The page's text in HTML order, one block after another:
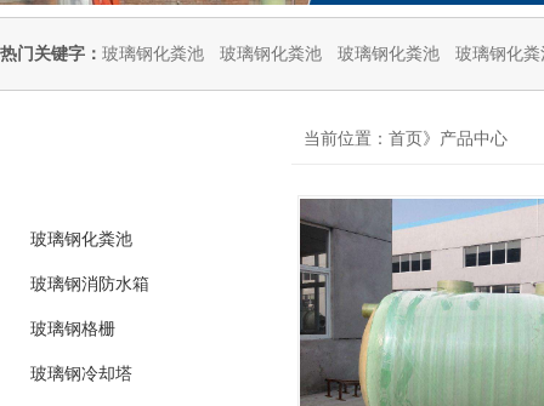
热门关键字： 玻璃钢化粪池 玻璃钢化粪池 玻璃钢化粪池 玻璃钢化粪
玻璃钢化粪池
玻璃钢消防水箱
玻璃钢格栅
玻璃钢冷却塔
当前位置：首页》产品中心